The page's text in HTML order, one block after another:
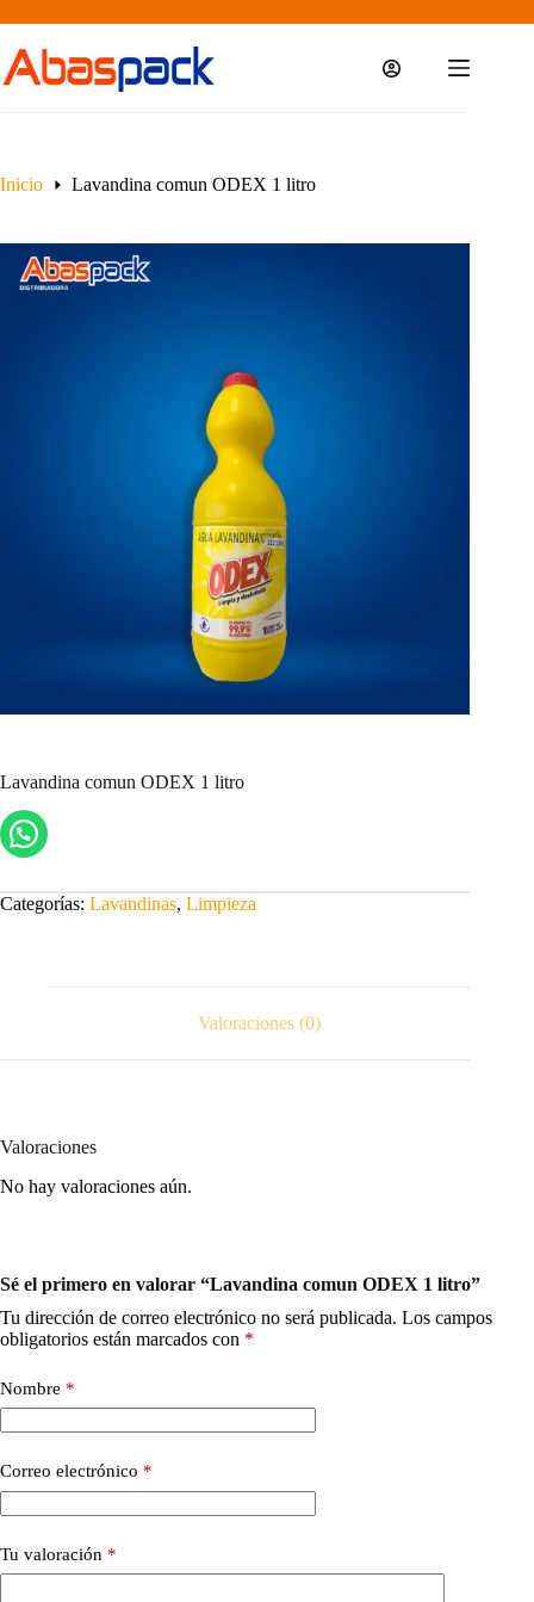
al
contenido
Inicio Lavandina comun ODEX 1 litro
Lavandina comun ODEX 1 litro
Categorías: Lavandinas, Limpieza
Valoraciones (0)
Valoraciones
No hay valoraciones aún.
Sé el primero en valorar “Lavandina comun ODEX 1 litro”
Tu dirección de correo electrónico no será publicada. Los campos
obligatorios están marcados con *
Nombre *
Correo electrónico *
Tu valoración *